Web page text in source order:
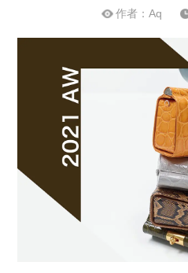
作者：Aq